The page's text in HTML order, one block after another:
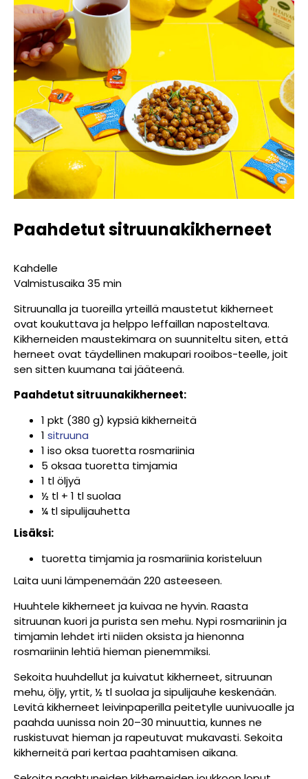
Paahdetut sitruunakikherneet
Kahdelle
Valmistusaika 35 min
Sitruunalla ja tuoreilla yrteillä maustetut kikherneet
ovat koukuttava ja helppo leffaillan naposteltava.
Kikherneiden maustekimara on suunniteltu siten, että
herneet ovat täydellinen makupari rooibos-teelle, joit
sen sitten kuumana tai jääteenä.
Paahdetut sitruunakikherneet:
1 pkt (380 g) kypsiä kikherneitä
1 sitruuna
1 iso oksa tuoretta rosmariinia
5 oksaa tuoretta timjamia
1 tl öljyä
½ tl + 1 tl suolaa
¼ tl sipulijauhetta
Lisäksi:
tuoretta timjamia ja rosmariinia koristeluun
Laita uuni lämpenemään 220 asteeseen.
Huuhtele kikherneet ja kuivaa ne hyvin. Raasta
sitruunan kuori ja purista sen mehu. Nypi rosmariinin ja
timjamin lehdet irti niiden oksista ja hienonna
rosmariinin lehtiä hieman pienemmiksi.
Sekoita huuhdellut ja kuivatut kikherneet, sitruunan
mehu, öljy, yrtit, ½ tl suolaa ja sipulijauhe keskenään.
Levitä kikherneet leivinpaperilla peitetylle uunivuoalle ja
paahda uunissa noin 20–30 minuuttia, kunnes ne
ruskistuvat hieman ja rapeutuvat mukavasti. Sekoita
kikherneitä pari kertaa paahtamisen aikana.